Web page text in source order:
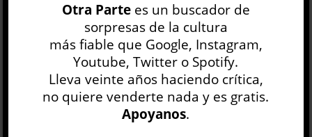
EDICIÓN IMPRESA
Otra Partees un buscador de
sorpresas de la cultura
más fiable que Google, Instagram,
Youtube, Twitter o Spotify.
Lleva veinte años haciendo crítica,
no quiere venderte nada y es gratis.
Apoyanos.